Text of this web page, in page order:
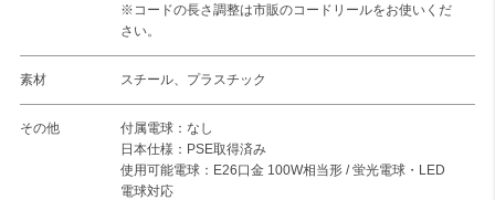
※コードの長さ調整は市販のコードリールをお使いくだ
さい。
素材 スチール、プラスチック
その他
付属電球：なし
日本仕様：PSE取得済み
使用可能電球：E26口金 100W相当形 / 蛍光電球・LED
電球対応